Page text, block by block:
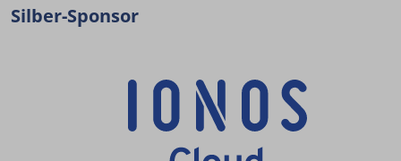
Silber-Sponsor